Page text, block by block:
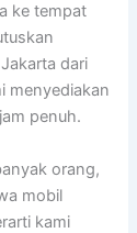
ke tempat
dari
menyediakan
penuh.
orang,
mobil
kami